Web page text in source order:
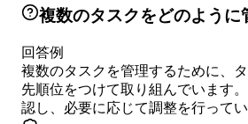
複数のタスクをどのように
回答例
複数のタスクを管理するために、
先順位をつけて取り組んでいます
認し、必要に応じて調整を行ってい